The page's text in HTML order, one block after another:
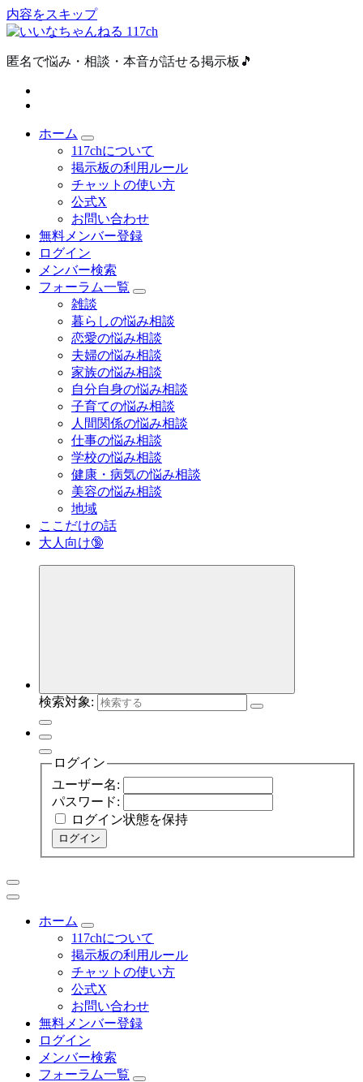
内容をスキップ
匿名で悩み・相談・本音が話せる掲示板🎵
ホーム
117chについて
掲示板の利用ルール
チャットの使い方
公式X
お問い合わせ
無料メンバー登録
ログイン
メンバー検索
フォーラム一覧
雑談
暮らしの悩み相談
恋愛の悩み相談
夫婦の悩み相談
家族の悩み相談
自分自身の悩み相談
子育ての悩み相談
人間関係の悩み相談
仕事の悩み相談
学校の悩み相談
健康・病気の悩み相談
美容の悩み相談
地域
ここだけの話
大人向け🔞
検索対象:
ログイン
ユーザー名:
パスワード:
ログイン状態を保持
ログイン
ホーム
117chについて
掲示板の利用ルール
チャットの使い方
公式X
お問い合わせ
無料メンバー登録
ログイン
メンバー検索
フォーラム一覧